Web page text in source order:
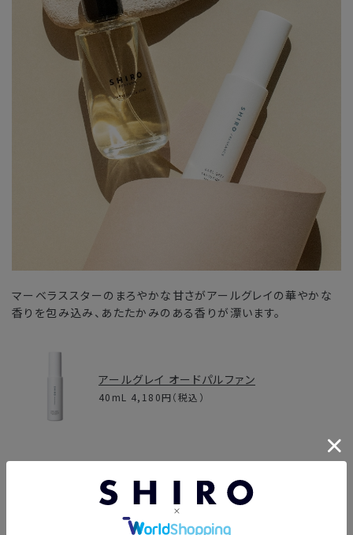
マーベラススターのまろやかな甘さがアールグレイの華やかな
香りを包み込み、あたたかみのある香りが漂います。
アールグレイ オードパルファン
40mL 4,180円（税込）
MARVELLOUS STAR オードパルファン
100mL16,005円 （税込）